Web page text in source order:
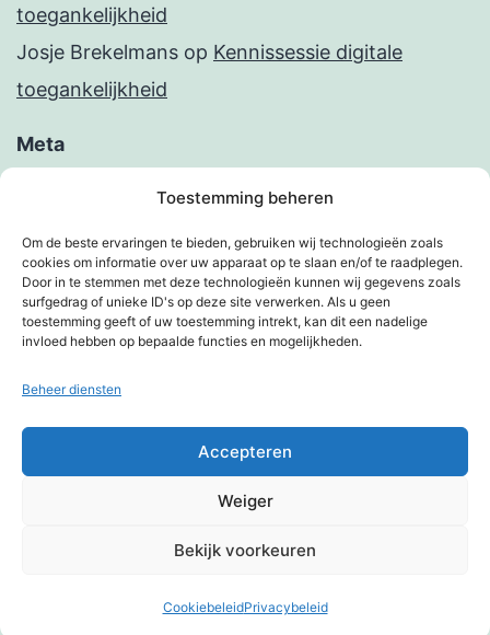
Toestemming beheren
Om de beste ervaringen te bieden, gebruiken wij technologieën zoals
cookies om informatie over uw apparaat op te slaan en/of te raadplegen.
Door in te stemmen met deze technologieën kunnen wij gegevens zoals
surfgedrag of unieke ID's op deze site verwerken. Als u geen
toestemming geeft of uw toestemming intrekt, kan dit een nadelige
invloed hebben op bepaalde functies en mogelijkheden.
Beheer diensten
Accepteren
Weiger
Bekijk voorkeuren
CookiebeleidPrivacybeleid
toegankelijkheid
Josje Brekelmans op Kennissessie digitale
toegankelijkheid
Meta
Berichten feed
Reacties feed
WordPress.org
KIMBERVIETJES
Met trots aangedreven doorWordPress
Donkere modus: